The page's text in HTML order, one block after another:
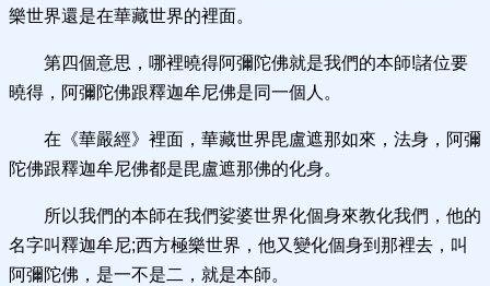
樂世界還是在華藏世界的裡面。
第四個意思，哪裡曉得阿彌陀佛就是我們的本師!諸位要
曉得，阿彌陀佛跟釋迦牟尼佛是同一個人。
在《華嚴經》裡面，華藏世界毘盧遮那如來，法身，阿彌
陀佛跟釋迦牟尼佛都是毘盧遮那佛的化身。
所以我們的本師在我們娑婆世界化個身來教化我們，他的
名字叫釋迦牟尼;西方極樂世界，他又變化個身到那裡去，叫
阿彌陀佛，是一不是二，就是本師。